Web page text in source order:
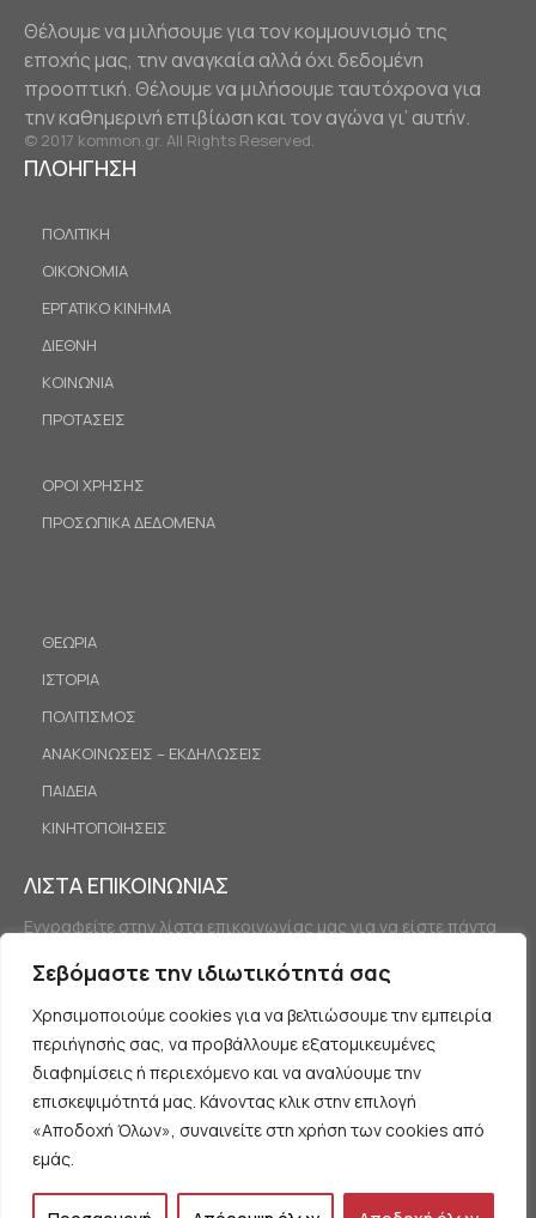
Σεβόμαστε την ιδιωτικότητά σας
Χρησιμοποιούμε cookies για να βελτιώσουμε την εμπειρία
περιήγησής σας, να προβάλλουμε εξατομικευμένες
διαφημίσεις ή περιεχόμενο και να αναλύουμε την
επισκεψιμότητά μας. Κάνοντας κλικ στην επιλογή
«Αποδοχή Όλων», συναινείτε στη χρήση των cookies από
εμάς.
Θέλουμε να μιλήσουμε για τον κομμουνισμό της
εποχής μας, την αναγκαία αλλά όχι δεδομένη
προοπτική. Θέλουμε να μιλήσουμε ταυτόχρονα για
την καθημερινή επιβίωση και τον αγώνα γι’ αυτήν.
© 2017 kommon.gr. All Rights Reserved.
ΠΛΟΗΓΗΣΗ
ΠΟΛΙΤΙΚΗ
ΟΙΚΟΝΟΜΙΑ
ΕΡΓΑΤΙΚΟ ΚΙΝΗΜΑ
ΔΙΕΘΝΗ
ΚΟΙΝΩΝΙΑ
ΠΡΟΤΑΣΕΙΣ
ΟΡΟΙ ΧΡΗΣΗΣ
ΠΡΟΣΩΠΙΚΑ ΔΕΔΟΜΕΝΑ
ΘΕΩΡΙΑ
ΙΣΤΟΡΙΑ
ΠΟΛΙΤΙΣΜΟΣ
ΑΝΑΚΟΙΝΩΣΕΙΣ – ΕΚΔΗΛΩΣΕΙΣ
ΠΑΙΔΕΙΑ
ΚΙΝΗΤΟΠΟΙΗΣΕΙΣ
ΛΙΣΤΑ ΕΠΙΚΟΙΝΩΝΙΑΣ
Εγγραφείτε στην λίστα επικοινωνίας μας για να είστε πάντα
Εγγραφή